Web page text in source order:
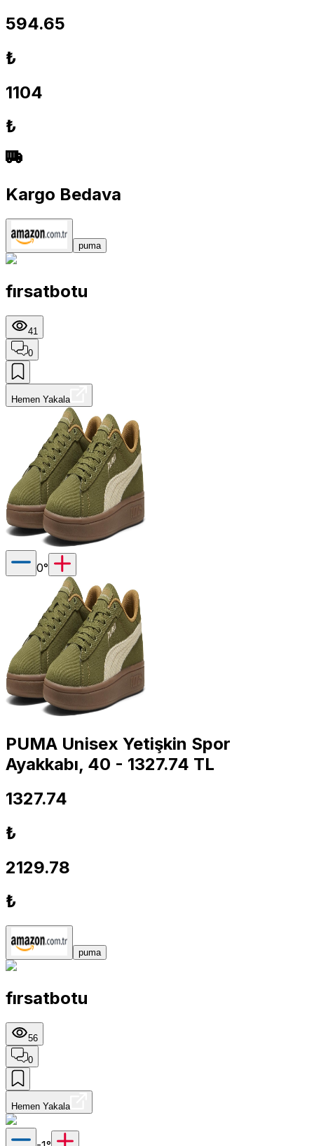
594.65
₺
1104
₺
Kargo Bedava
puma
fırsatbotu
41
0
Hemen Yakala
0°
PUMA Unisex Yetişkin Spor
Ayakkabı, 40 - 1327.74 TL
1327.74
₺
2129.78
₺
puma
fırsatbotu
56
0
Hemen Yakala